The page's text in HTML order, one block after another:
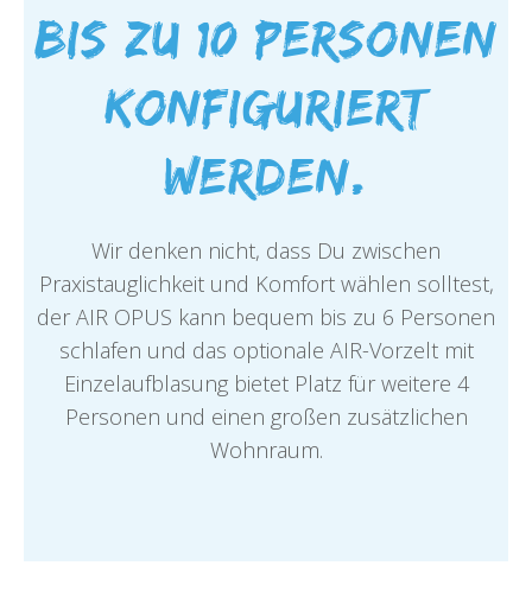
bis zu 10 Personen
konfiguriert
werden.
Wir denken nicht, dass Du zwischen
Praxistauglichkeit und Komfort wählen solltest,
der AIR OPUS kann bequem bis zu 6 Personen
schlafen und das optionale AIR-Vorzelt mit
Einzelaufblasung bietet Platz für weitere 4
Personen und einen großen zusätzlichen
Wohnraum.